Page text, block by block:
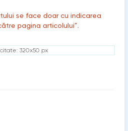
se face doar cu indicarea
către pagina articolului”.
320x50 px